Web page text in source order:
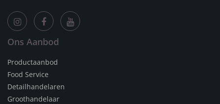
Ons Aanbod
Productaanbod
Food Service
Detailhandelaren
Groothandelaar